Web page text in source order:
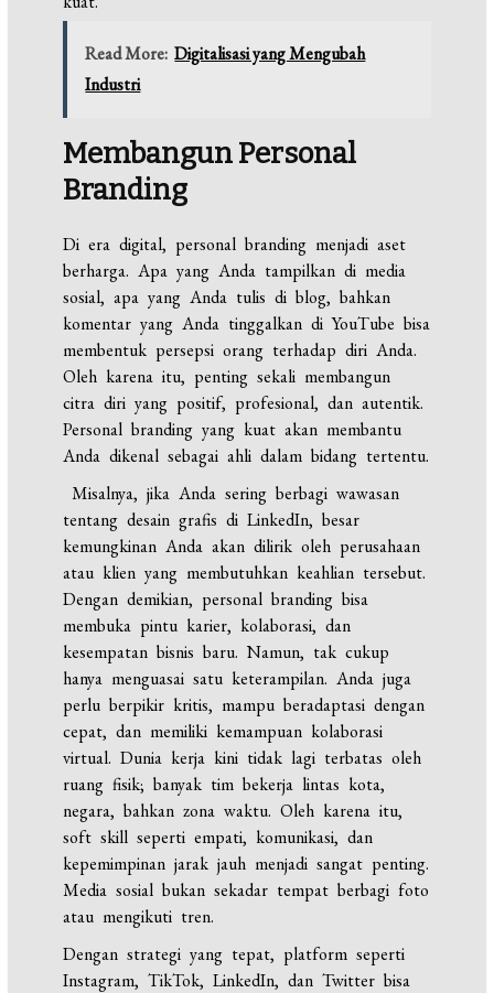
Read More: Digitalisasi yang Mengubah
Industri
Membangun Personal
Branding
Di era digital, personal branding menjadi aset
berharga. Apa yang Anda tampilkan di media
sosial, apa yang Anda tulis di blog, bahkan
komentar yang Anda tinggalkan di YouTube bisa
membentuk persepsi orang terhadap diri Anda.
Oleh karena itu, penting sekali membangun
citra diri yang positif, profesional, dan autentik.
Personal branding yang kuat akan membantu
Anda dikenal sebagai ahli dalam bidang tertentu.
Misalnya, jika Anda sering berbagi wawasan
tentang desain grafis di LinkedIn, besar
kemungkinan Anda akan dilirik oleh perusahaan
atau klien yang membutuhkan keahlian tersebut.
Dengan demikian, personal branding bisa
membuka pintu karier, kolaborasi, dan
kesempatan bisnis baru. Namun, tak cukup
hanya menguasai satu keterampilan. Anda juga
perlu berpikir kritis, mampu beradaptasi dengan
cepat, dan memiliki kemampuan kolaborasi
virtual. Dunia kerja kini tidak lagi terbatas oleh
ruang fisik; banyak tim bekerja lintas kota,
negara, bahkan zona waktu. Oleh karena itu,
soft skill seperti empati, komunikasi, dan
kepemimpinan jarak jauh menjadi sangat penting.
Media sosial bukan sekadar tempat berbagi foto
atau mengikuti tren.
Dengan strategi yang tepat, platform seperti
Instagram, TikTok, LinkedIn, dan Twitter bisa